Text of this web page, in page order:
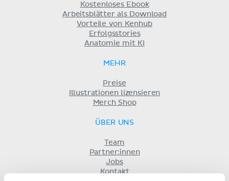
Kostenloses Ebook
Arbeitsblätter als Download
Vorteile von Kenhub
Erfolgsstories
Anatomie mit KI
MEHR
Preise
Illustrationen lizensieren
Merch Shop
ÜBER UNS
Team
Partner:innen
Jobs
Kontakt